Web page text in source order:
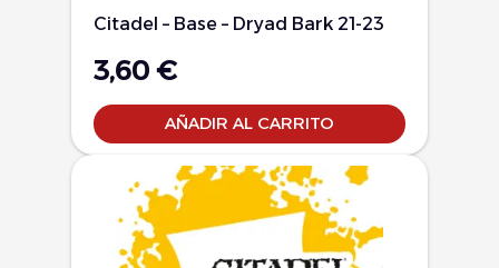
Citadel – Base – Dryad Bark 21-23
3,60 €
AÑADIR AL CARRITO